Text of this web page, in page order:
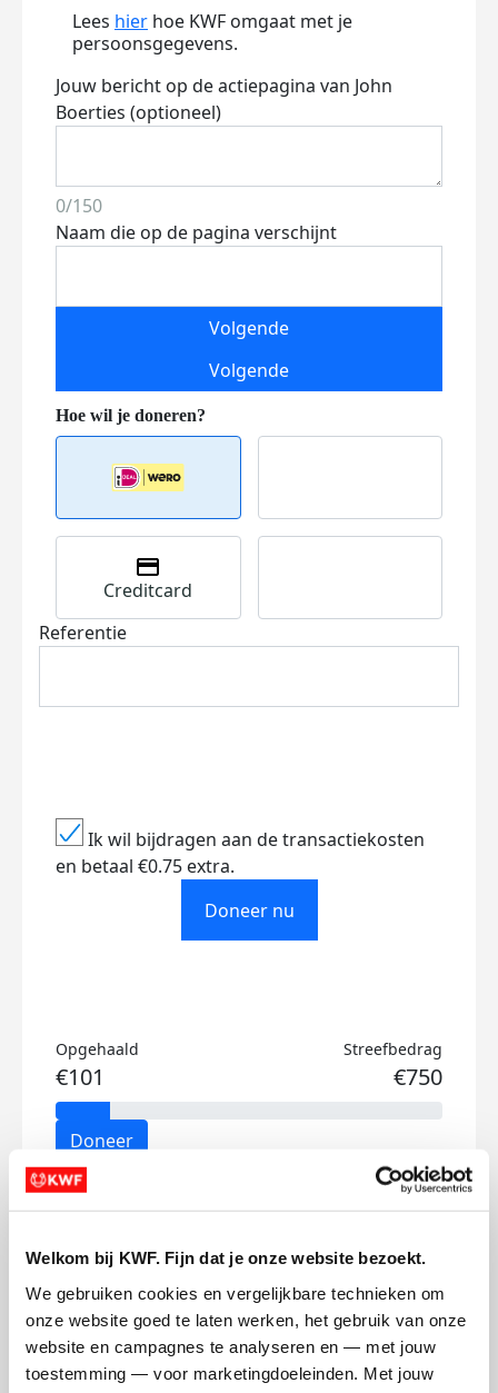
Welkom bij KWF. Fijn dat je onze website bezoekt.
We gebruiken cookies en vergelijkbare technieken om
onze website goed te laten werken, het gebruik van onze
website en campagnes te analyseren en — met jouw
toestemming — voor marketingdoeleinden. Met jouw
Lees hier hoe KWF omgaat met je
persoonsgegevens.
Jouw bericht op de actiepagina van John
Boerties (optioneel)
0/150
Naam die op de pagina verschijnt
Volgende
Volgende
Creditcard
Referentie
Ik wil bijdragen aan de transactiekosten
en betaal €0.75 extra.
Doneer nu
Opgehaald
€101
Streefbedrag
€750
Doneer
John's badges